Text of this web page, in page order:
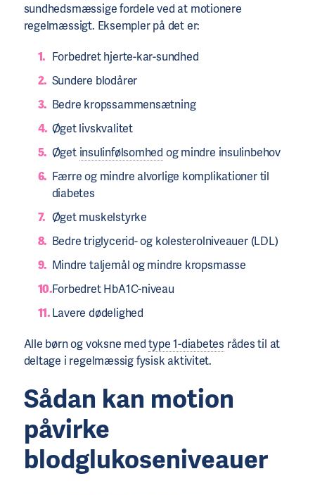
sundhedsmæssige fordele ved at motionere
regelmæssigt. Eksempler på det er:
Forbedret hjerte-kar-sundhed
Sundere blodårer
Bedre kropssammensætning
Øget livskvalitet
Øget insulinfølsomhed og mindre insulinbehov
Færre og mindre alvorlige komplikationer til
diabetes
Øget muskelstyrke
Bedre triglycerid- og kolesterolniveauer (LDL)
Mindre taljemål og mindre kropsmasse
Forbedret HbA1C-niveau
Lavere dødelighed
Alle børn og voksne medtype 1-diabetes rådes til at
deltage i regelmæssig fysisk aktivitet.
Sådan kan motion
påvirke
blodglukoseniveauer